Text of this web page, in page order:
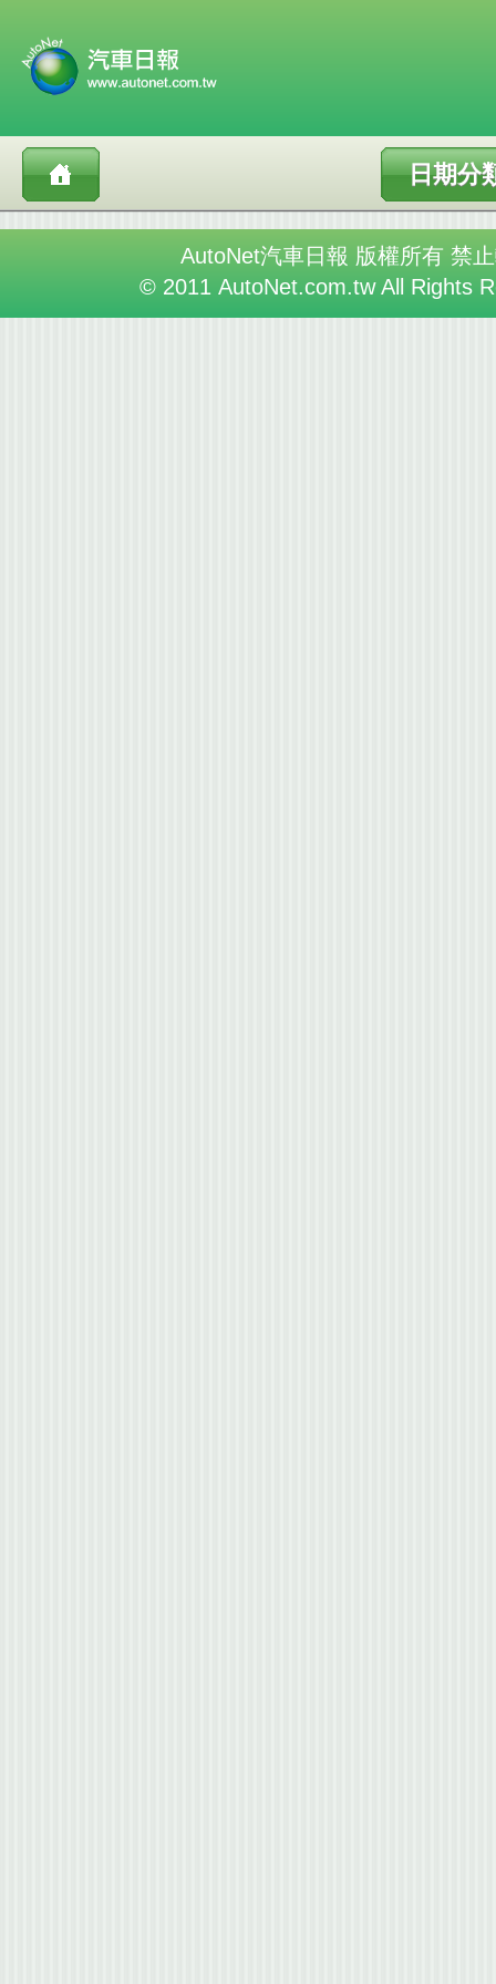
日期分
AutoNet汽車日報 版權所有 禁
© 2011 AutoNet.com.tw All Rights